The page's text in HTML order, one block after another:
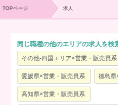
TOPページ 求人
同じ職種の他のエリアの求人を検
その他-四国エリア×営業・販売員系
愛媛県×営業・販売員系 徳島
高知県×営業・販売員系